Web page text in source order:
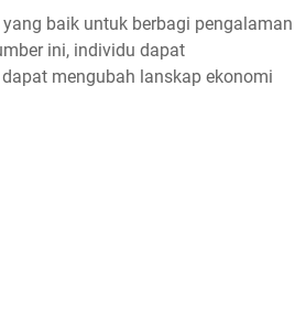
baik untuk berbagi pengalaman
ini, individu dapat
mengubah lanskap ekonomi